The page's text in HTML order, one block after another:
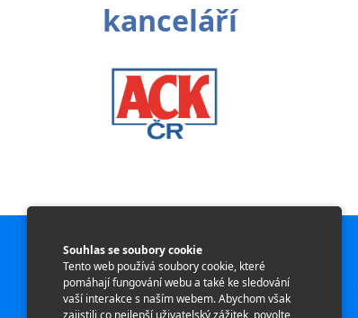
Souhlas se soubory cookie
Tento web používá soubory cookie, které
pomáhají fungování webu a také ke sledování
vaší interakce s naším webem. Abychom však
zajistili co nejlepší uživatelský zážitek, povolte
kanceláří
Cestovní kancelář TILIA